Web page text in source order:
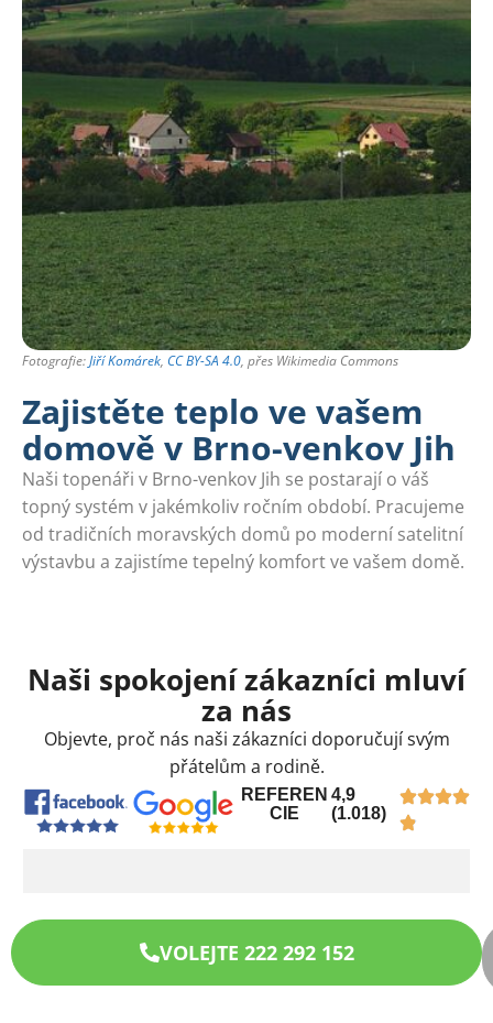
Fotografie:Jiří Komárek, CC BY-SA 4.0, přes Wikimedia Commons
Zajistěte teplo ve vašem
domově v Brno-venkov Jih
Naši topenáři v Brno-venkov Jih se postarají o váš
topný systém v jakémkoliv ročním období. Pracujeme
od tradičních moravských domů po moderní satelitní
výstavbu a zajistíme tepelný komfort ve vašem domě.
Naši spokojení zákazníci mluví
za nás
Objevte, proč nás naši zákazníci doporučují svým
přátelům a rodině.
REFEREN
CIE
4,9
(1.018)
VOLEJTE 222 292 152